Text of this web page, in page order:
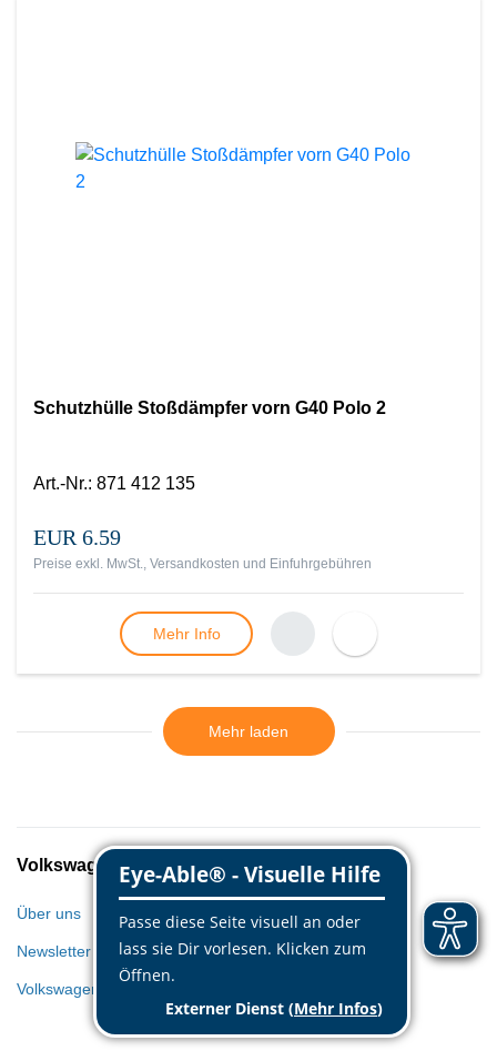
Schutzhülle Stoßdämpfer vorn G40 Polo 2
Art.-Nr.: 871 412 135
EUR 6.59
Preise exkl. MwSt., Versandkosten und Einfuhrgebühren
Mehr Info
Mehr laden
Volkswagen Classic Parts
Über uns
Newsletter
Volkswagen Welt